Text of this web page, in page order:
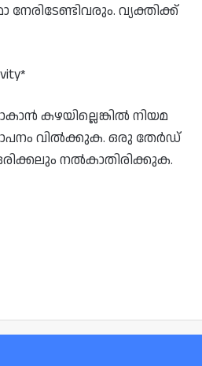
വ്യക്തിക്ക്
കഴയില്ലെങ്കിൽ നിയമ
വിൽക്കുക. ഒരു തേർഡ്
ഒരിക്കലും നൽകാതിരിക്കുക.